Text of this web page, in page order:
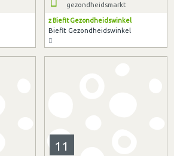
gezondheidsmarkt
z Biefit Gezondheidswinkel
Biefit Gezondheidswinkel
11